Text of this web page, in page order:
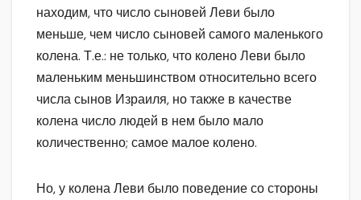
находим, что число сыновей Леви было
меньше, чем число сыновей самого маленького
колена. Т.е.: не только, что колено Леви было
маленьким меньшинством относительно всего
числа сынов Израиля, но также в качестве
колена число людей в нем было мало
количественно; самое малое колено.
Но, у колена Леви было поведение со стороны